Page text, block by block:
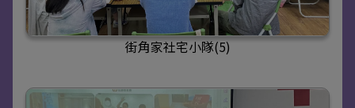
街角家社宅小隊(5)